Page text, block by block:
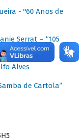
- "60 Anos de
Serrat – “105
Alves
de Cartola”